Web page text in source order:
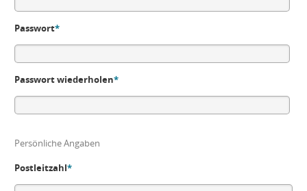
Passwort*
Passwort wiederholen*
Persönliche Angaben
Postleitzahl*